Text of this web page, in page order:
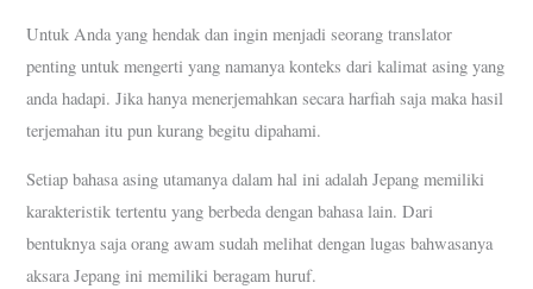
Untuk Anda yang hendak dan ingin menjadi seorang translator
penting untuk mengerti yang namanya konteks dari kalimat asing yang
anda hadapi. Jika hanya menerjemahkan secara harfiah saja maka hasil
terjemahan itu pun kurang begitu dipahami.
Setiap bahasa asing utamanya dalam hal ini adalah Jepang memiliki
karakteristik tertentu yang berbeda dengan bahasa lain. Dari
bentuknya saja orang awam sudah melihat dengan lugas bahwasanya
aksara Jepang ini memiliki beragam huruf.